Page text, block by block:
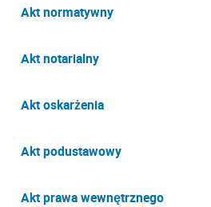
Akt normatywny
Akt notarialny
Akt oskarżenia
Akt podustawowy
Akt prawa wewnętrznego